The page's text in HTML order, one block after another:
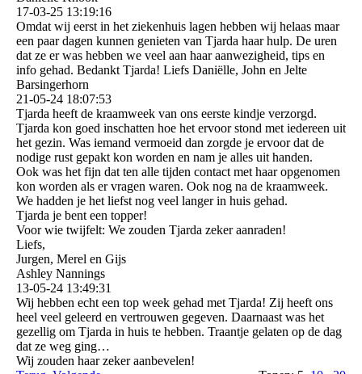
17-03-25 13:19:16
Omdat wij eerst in het ziekenhuis lagen hebben wij helaas maar
een paar dagen kunnen genieten van Tjarda haar hulp. De uren
dat ze er was hebben we veel aan haar aanwezigheid, tips en
info gehad. Bedankt Tjarda! Liefs Daniëlle, John en Jelte
Barsingerhorn
21-05-24 18:07:53
Tjarda heeft de kraamweek van ons eerste kindje verzorgd.
Tjarda kon goed inschatten hoe het ervoor stond met iedereen uit
het gezin. Was iemand vermoeid dan zorgde je ervoor dat de
nodige rust gepakt kon worden en nam je alles uit handen.
Ook was het fijn dat ten alle tijden contact met haar opgenomen
kon worden als er vragen waren. Ook nog na de kraamweek.
We hadden je het liefst nog veel langer in huis gehad.
Tjarda je bent een topper!
Voor wie twijfelt: We zouden Tjarda zeker aanraden!
Liefs,
Jurgen, Merel en Gijs
Ashley Nannings
13-05-24 13:49:31
Wij hebben echt een top week gehad met Tjarda! Zij heeft ons
heel veel geleerd en vertrouwen gegeven. Daarnaast was het
gezellig om Tjarda in huis te hebben. Traantje gelaten op de dag
dat ze weg ging…
Wij zouden haar zeker aanbevelen!